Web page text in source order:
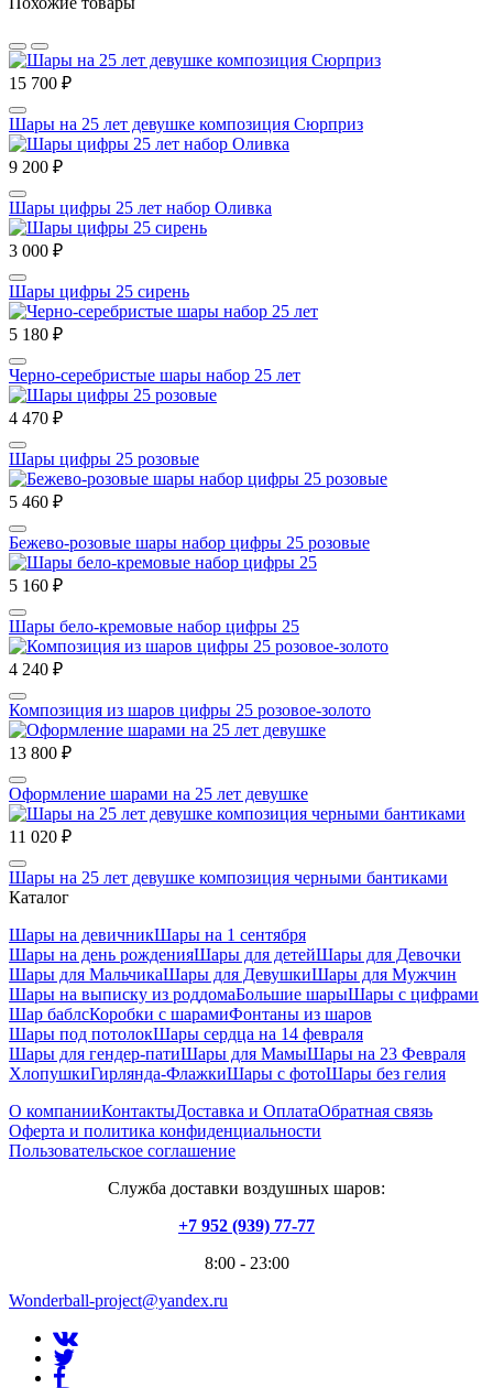
15 700 ₽
Шары на 25 лет девушке композиция Сюрприз
9 200 ₽
Шары цифры 25 лет набор Оливка
3 000 ₽
Шары цифры 25 сирень
5 180 ₽
Черно-серебристые шары набор 25 лет
4 470 ₽
Шары цифры 25 розовые
5 460 ₽
Бежево-розовые шары набор цифры 25 розовые
5 160 ₽
Шары бело-кремовые набор цифры 25
4 240 ₽
Композиция из шаров цифры 25 розовое-золото
13 800 ₽
Оформление шарами на 25 лет девушке
11 020 ₽
Шары на 25 лет девушке композиция черными бантиками
Каталог
Шары на девичникШары на 1 сентября
Шары на день рожденияШары для детейШары для Девочки
Шары для МальчикаШары для ДевушкиШары для Мужчин
Шары на выписку из роддомаБольшие шарыШары с цифрами
Шар баблсКоробки с шарамиФонтаны из шаров
Шары под потолокШары сердца на 14 февраля
Шары для гендер-патиШары для МамыШары на 23 Февраля
ХлопушкиГирлянда-ФлажкиШары с фотоШары без гелия
О компанииКонтактыДоставка и ОплатаОбратная связь
Оферта и политика конфиденциальности
Пользовательское соглашение
Служба доставки воздушных шаров:
+7 952 (939) 77-77
8:00 - 23:00
Wonderball-project@yandex.ru